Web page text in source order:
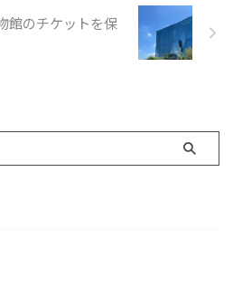
館のチケットを保